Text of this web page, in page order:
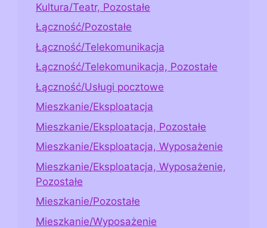
Kultura/Teatr, Pozostałe
Łączność/Pozostałe
Łączność/Telekomunikacja
Łączność/Telekomunikacja, Pozostałe
Łączność/Usługi pocztowe
Mieszkanie/Eksploatacja
Mieszkanie/Eksploatacja, Pozostałe
Mieszkanie/Eksploatacja, Wyposażenie
Mieszkanie/Eksploatacja, Wyposażenie,
Pozostałe
Mieszkanie/Pozostałe
Mieszkanie/Wyposażenie